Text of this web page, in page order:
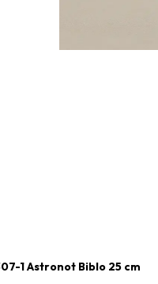
1 Astronot Biblo 25 cm